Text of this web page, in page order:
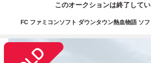
このオークションは終了して
FC ファミコンソフト ダウンタウン熱血物語 ソ